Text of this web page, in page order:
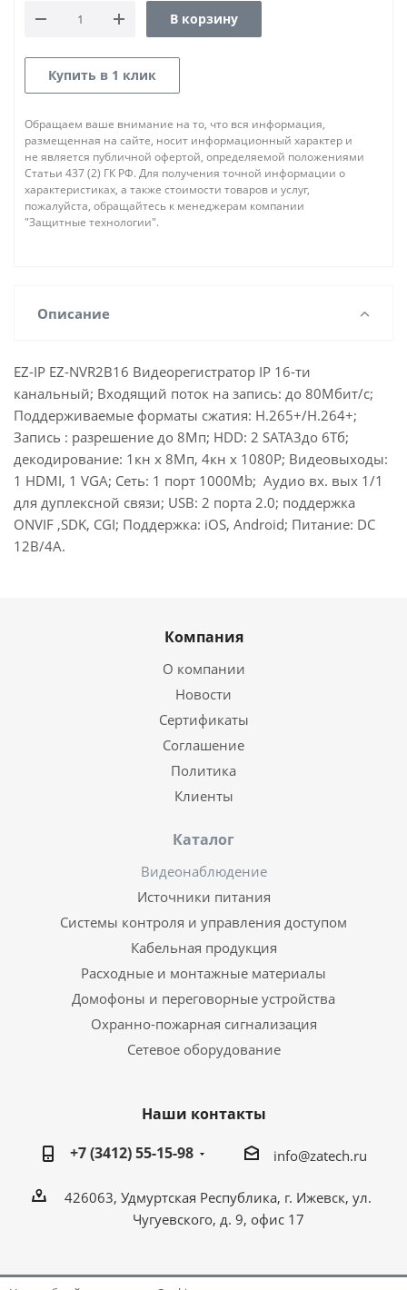
В корзину
Купить в 1 клик
Обращаем ваше внимание на то, что вся информация,
размещенная на сайте, носит информационный характер и
не является публичной офертой, определяемой положениями
Статьи 437 (2) ГК РФ. Для получения точной информации о
характеристиках, а также стоимости товаров и услуг,
пожалуйста, обращайтесь к менеджерам компании
"Защитные технологии".
Описание
EZ-IP EZ-NVR2B16 Видеорегистратор IP 16-ти
канальный; Входящий поток на запись: до 80Мбит/с;
Поддерживаемые форматы сжатия: H.265+/H.264+;
Запись : разрешение до 8Мп; HDD: 2 SATA3до 6Тб;
декодирование: 1кн х 8Мп, 4кн х 1080Р; Видеовыходы:
1 HDMI, 1 VGA; Сеть: 1 порт 1000Mb; Аудио вх. вых 1/1
для дуплексной связи; USB: 2 порта 2.0; поддержка
ONVIF ,SDK, CGI; Поддержка: iOS, Android; Питание: DC
12В/4А.
Компания
О компании
Новости
Сертификаты
Соглашение
Политика
Клиенты
Каталог
Видеонаблюдение
Источники питания
Системы контроля и управления доступом
Кабельная продукция
Расходные и монтажные материалы
Домофоны и переговорные устройства
Охранно-пожарная сигнализация
Сетевое оборудование
Наши контакты
+7 (3412) 55-15-98
info@zatech.ru
426063, Удмуртская Республика, г. Ижевск, ул.
Чугуевского, д. 9, офис 17